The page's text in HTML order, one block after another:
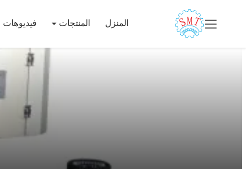
المنزل المنتجات فيديوهات